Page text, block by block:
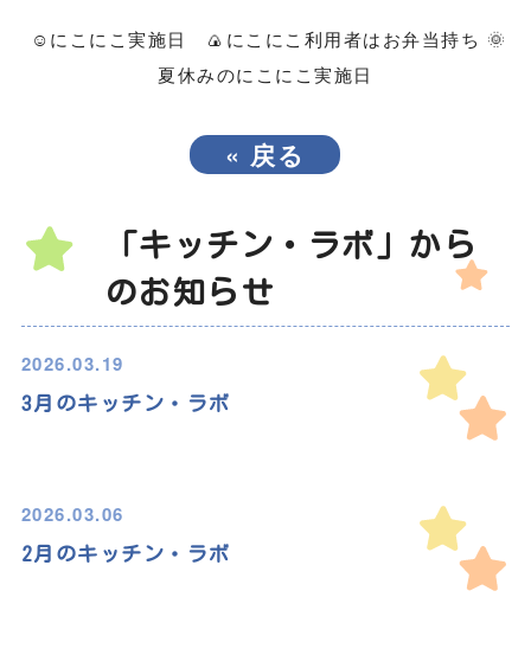
☺ にこにこ実施日 🍙 にこにこ利用者はお弁当持ち 🌞
夏休みのにこにこ実施日
« 戻る
「キッチン・ラボ」から
のお知らせ
2026.03.19
3月のキッチン・ラボ
2026.03.06
2月のキッチン・ラボ